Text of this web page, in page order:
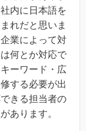
内に日本語を
れだと思いま
業によって対
何とか対応で
ーワード・広
する必要が出
きる担当者の
あります。